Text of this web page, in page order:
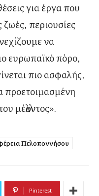
για έργα που
περιουσίες
να
ευρωπαϊκό πόρο,
πιο ασφαλής,
προετοιμασμένη
μέλλοντος».
Πελοποννήσου
Pinterest